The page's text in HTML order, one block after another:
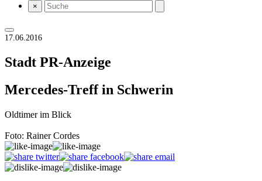
×
17.06.2016
Stadt PR-Anzeige
Mercedes-Treff in Schwerin
Oldtimer im Blick
Foto: Rainer Cordes